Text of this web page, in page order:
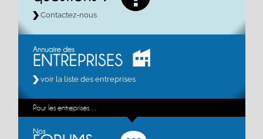
Contactez-nous
voir la liste des entreprises
Pour les entreprises…